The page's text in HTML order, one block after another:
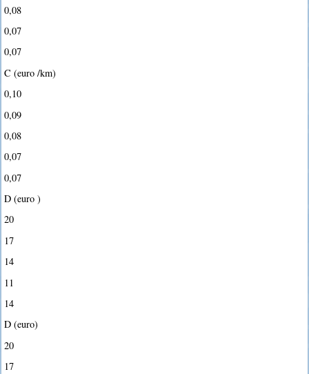
0,08
0,07
0,07
C (euro /km)
0,10
0,09
0,08
0,07
0,07
D (euro )
20
17
14
11
14
D (euro)
20
17